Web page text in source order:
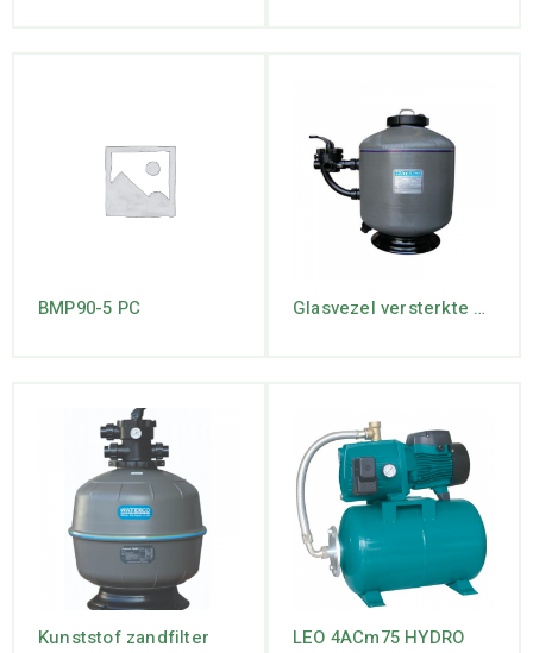
BMP90-5 PC Glasvezel versterkte zandfilter.
Kunststof zandfilter LEO 4ACm75 HYDRO